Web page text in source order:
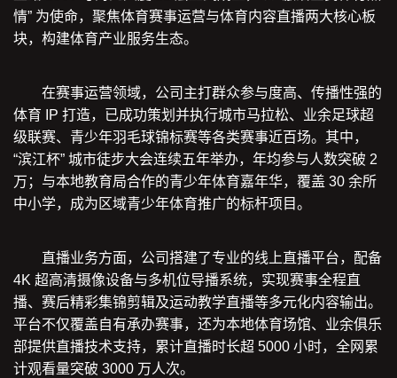
情” 为使命，聚焦体育赛事运营与体育内容直播两大核心板
块，构建体育产业服务生态。
在赛事运营领域，公司主打群众参与度高、传播性强的
体育 IP 打造，已成功策划并执行城市马拉松、业余足球超
级联赛、青少年羽毛球锦标赛等各类赛事近百场。其中，
“滨江杯” 城市徒步大会连续五年举办，年均参与人数突破 2
万；与本地教育局合作的青少年体育嘉年华，覆盖 30 余所
中小学，成为区域青少年体育推广的标杆项目。
直播业务方面，公司搭建了专业的线上直播平台，配备
4K 超高清摄像设备与多机位导播系统，实现赛事全程直
播、赛后精彩集锦剪辑及运动教学直播等多元化内容输出。
平台不仅覆盖自有承办赛事，还为本地体育场馆、业余俱乐
部提供直播技术支持，累计直播时长超 5000 小时，全网累
计观看量突破 3000 万人次。